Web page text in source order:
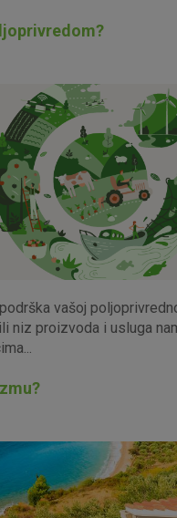
vašoj
niz proizvoda i usluga